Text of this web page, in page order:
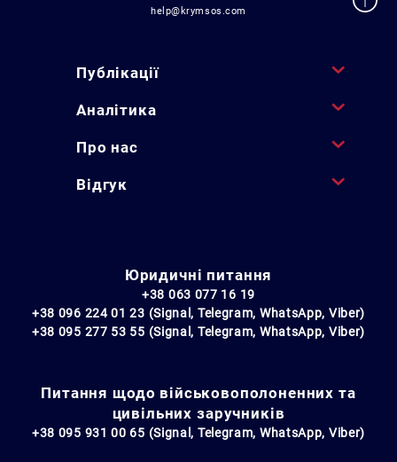
help@krymsos.com
Публікації
Аналітика
Про нас
Відгук
Юридичні питання
+38 063 077 16 19
+38 096 224 01 23 (Signal, Telegram, WhatsApp, Viber)
+38 095 277 53 55 (Signal, Telegram, WhatsApp, Viber)
Питання щодо військовополоненних та
цивільних заручників
+38 095 931 00 65 (Signal, Telegram, WhatsApp, Viber)